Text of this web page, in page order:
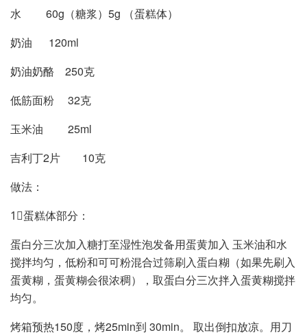
水 60g（糖浆）5g （蛋糕体）
奶油 120ml
奶油奶酪 250克
低筋面粉 32克
玉米油 25ml
吉利丁2片 10克
做法：
1⃣️蛋糕体部分：
蛋白分三次加入糖打至湿性泡发备用蛋黄加入 玉米油和水
搅拌均匀，低粉和可可粉混合过筛刷入蛋白糊（如果先刷入
蛋黄糊，蛋黄糊会很浓稠），取蛋白分三次拌入蛋黄糊搅拌
均匀。
烤箱预热150度，烤25min到 30min。 取出倒扣放凉。用刀